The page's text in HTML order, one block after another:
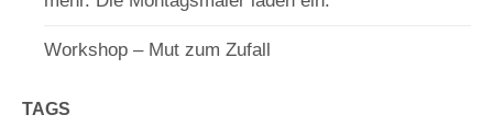
Workshop – Mut zum Zufall
TAGS